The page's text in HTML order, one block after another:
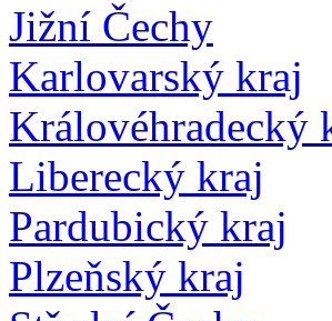
Jižní Čechy
Karlovarský kraj
Královéhradecký
Liberecký kraj
Pardubický kraj
Plzeňský kraj